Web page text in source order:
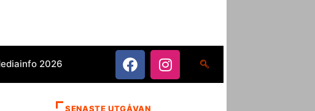
2026
SENASTE UTGÅVAN